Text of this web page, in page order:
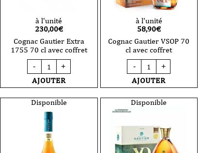
à l'unité
230,00€
Cognac Gautier Extra
1755 70 cl avec coffret
-
quantité
de
Cognac
Gautier
1755
70
cl
avec
coffret
+
AJOUTER
à l'unité
58,90€
Cognac Gautier VSOP 70
cl avec coffret
-
quantité
de
Cognac
Gautier
70
cl
coffret
+
AJOUTER
Disponible Disponible